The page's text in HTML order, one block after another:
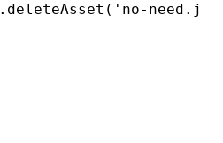
.deleteAsset ( 'no-need.js'